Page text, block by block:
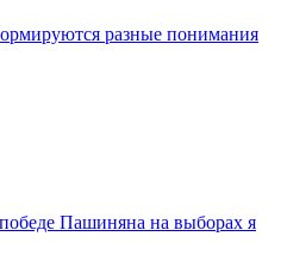
разные понимания
Пашиняна на выборах я